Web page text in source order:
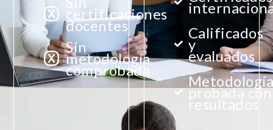
certificaciones
docentes
Sin
metodología
comprobada
Calificados
y
evaluados
Metodología
probada con
resultados